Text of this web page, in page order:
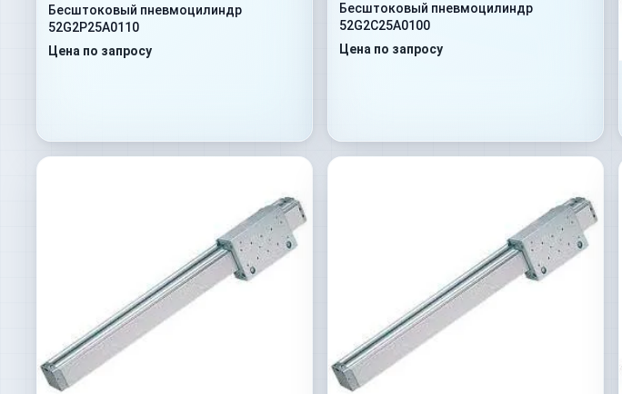
Бесштоковый пневмоцилиндр
52G2P25A0110
Цена по запросу
Бесштоковый пневмоцилиндр
52G2C25A0100
Цена по запросу